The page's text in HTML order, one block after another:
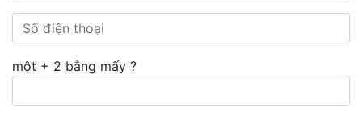
một + 2 bằng mấy ?